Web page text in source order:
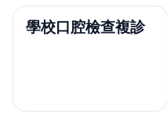
學校口腔檢查複診